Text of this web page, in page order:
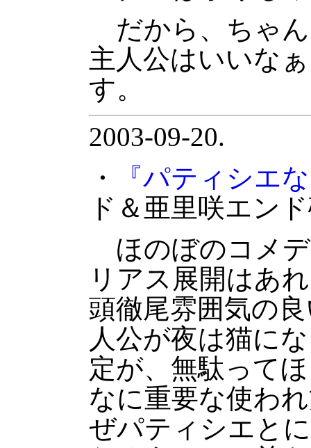
だから、ちゃ
主人公はいいな
す。
2003-09-20.
・
『パティシエ
ド＆亜里咲エン
ほのぼのコメ
リアス展開はあ
頭徹尾雰囲気の
人公が夜は猫に
定が、無駄って
なに重要な使わ
ぜパティシエと